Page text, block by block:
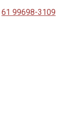
61 99698-3109